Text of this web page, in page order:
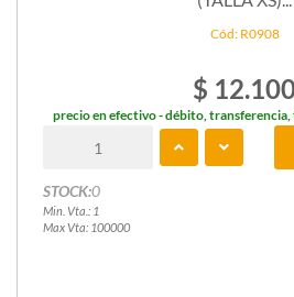
Cód: R0908
$
precio en efectivo - débito,
STOCK:0
Min. Vta.: 1
Max Vta: 100000